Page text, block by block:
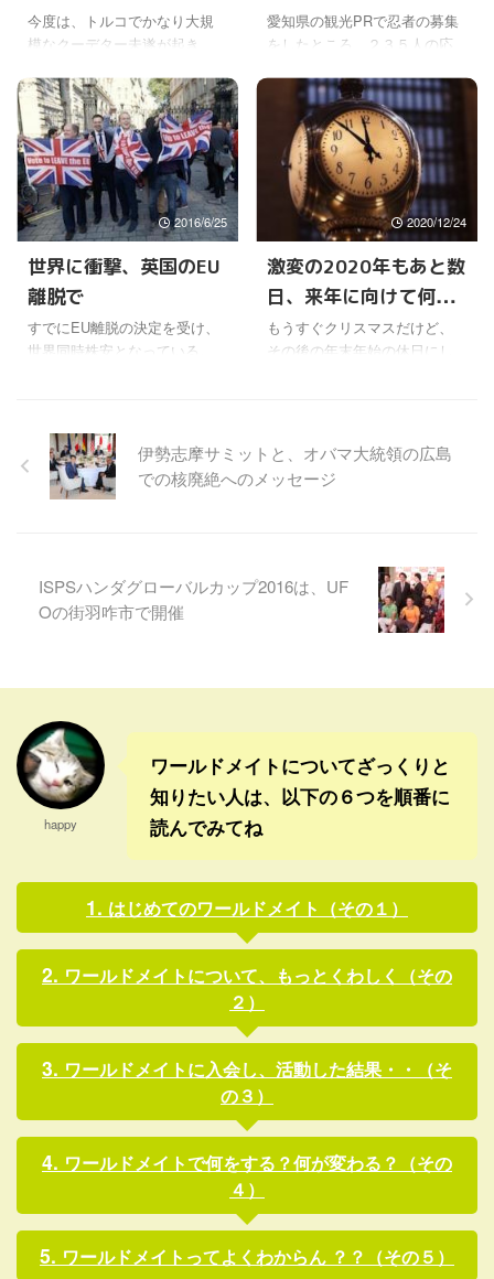
ンからあなたたちに移行す
る」と言ってるから、今まで
推し進め、多国籍企業や海外
の企業にあまく、また、海外
の国の安全保障の為に多くの
軍隊と費用を割い ...
回で第５波と言われているけ
ど、後になればなるほど感染
からタチが悪い。 いよいよ欧
米のような法的拘束力を持つ
ロックダウンが、日本 ...
今度は、トルコでかなり大規
模なクーデター未遂が起き
５人が死亡し、うち１６１人
は民間人と警察で、１０４人
がクーデーター勢力の軍人だ
ということだ。 トルコの軍は
もともと政治に介入すること
が多いそうだけど、今回は一
部の勢力であり、６５万と言
われる軍隊の多くは関わって
なかったので早期に鎮圧する
ことができたようだ。 それに
しても多くの民間人を巻き込
んでしまったことで、一部の
亡くなった民間人や警察官
は、テロに巻き ...
愛知県の観光PRで忍者の募集
をしたところ、２３５人の応
海外４０か国からの応募だっ
たそうだ。 応募した愛知県
は、世界的な忍者人気に、想
定外だと驚いていたらしい。
そのニュースを聞いて、深見
東州（半田晴久）先生が総裁
を務める世界開発協力機構の
サミットに出てくる忍者を思
い出した。あれは確か去年の
５月のサミットで初登場した
はず。 それ以来、昨年１２月
の世界人権サミットにも登場
2016/6/25
世界に衝撃、英国のEU
離脱で
すでにEU離脱の決定を受け、
世界同時株安となっている。
での驚きはないけどね。 それ
にしても、直前のマスコミの
記事を見た限りでは、残留派
なった気がする。 今後の予測
としては、かなり悲観的なも
らないよね。その時の政治に
大きく左右されるから ...
2020/12/24
激変の2020年もあと数
日、来年に向けて何を
祈る？
もうすぐクリスマスだけど、
その後の年末年始の休日にし
ものになりそう。 冬になる
と、毎年感染症にかかりやす
い環境ができるので、コロナ
接触を断ち、しばらくロック
ダウンのようなことをすれば
収まっていくのかといえば、
伊勢志摩サミットと、オバマ大統領の広島
での核廃絶へのメッセージ
ISPSハンダグローバルカップ2016は、UF
Oの街羽咋市で開催
happy
ワールドメイトについてざっくりと
知りたい人は、以下の６つを順番に
読んでみてね
はじめてのワールドメイト（その１）
ワールドメイトについて、もっとくわしく（その
２）
ワールドメイトに入会し、活動した結果・・（そ
の３）
ワールドメイトで何をする？何が変わる？（その
４）
ワールドメイトってよくわからん ？？（その５）